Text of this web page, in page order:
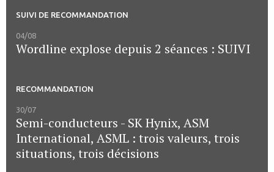
SUIVI DE RECOMMANDATION
04/08
Wordline explose depuis 2 séances : SUIVI
RECOMMANDATION
30/07
Semi-conducteurs - SK Hynix, ASM
International, ASML : trois valeurs, trois
situations, trois décisions